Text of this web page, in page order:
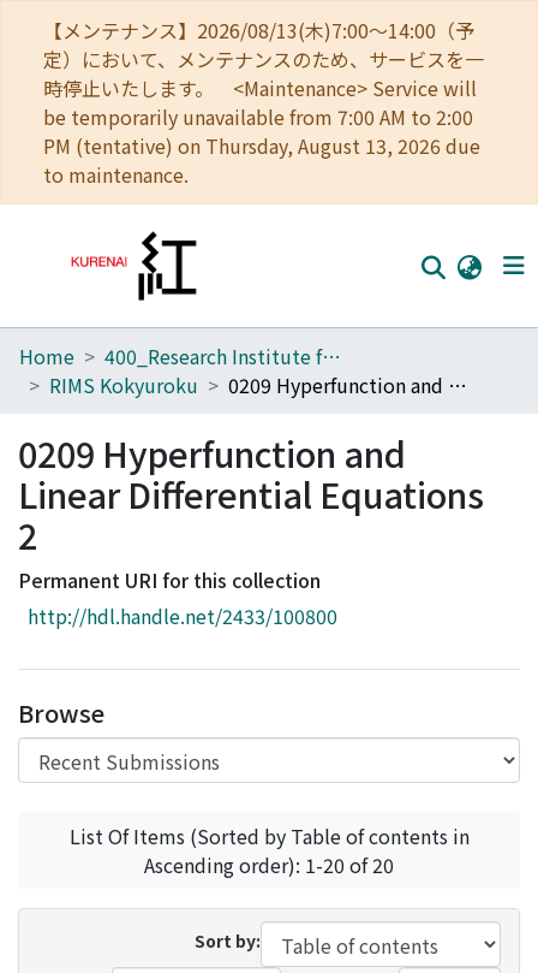
【メンテナンス】2026/08/13(木)7:00～14:00（予
定）において、メンテナンスのため、サービスを一
時停止いたします。 <Maintenance> Service will
be temporarily unavailable from 7:00 AM to 2:00
PM (tentative) on Thursday, August 13, 2026 due
to maintenance.
Home
Browse
Download Ranking
Library Network
Home
400_Research Institute for Mathematical Sciences
RIMS Kokyuroku
0209 Hyperfunction and Linear Differential Equations 2
0209 Hyperfunction and
Linear Differential Equations
2
Permanent URI for this collection
http://hdl.handle.net/2433/100800
Browse
List Of Items (Sorted by Table of contents in
Ascending order): 1-20 of 20
Sort by: